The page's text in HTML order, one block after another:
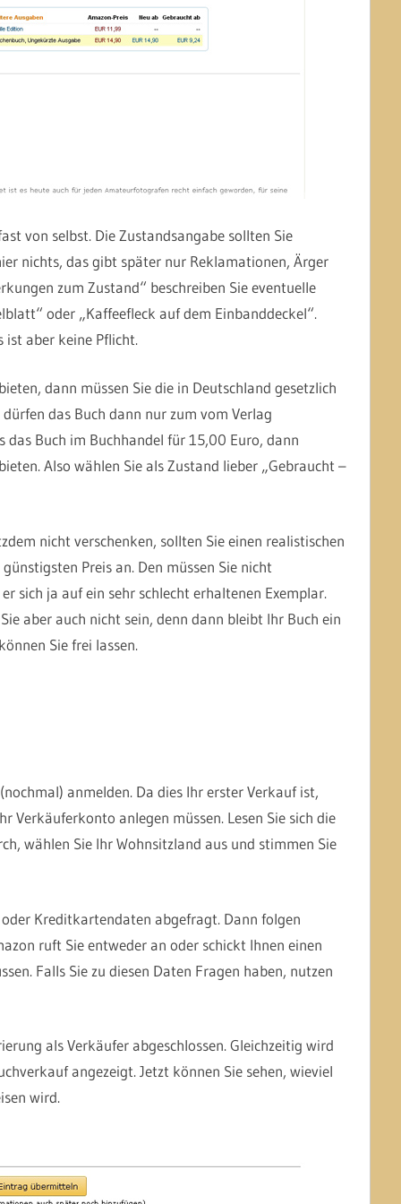
von selbst. Die Zustandsangabe sollten Sie
nichts, das gibt später nur Reklamationen, Ärger
zum Zustand“ beschreiben Sie eventuelle
oder „Kaffeefleck auf dem Einbanddeckel“.
ist aber keine Pflicht.
dann müssen Sie die in Deutschland gesetzlich
das Buch dann nur zum vom Verlag
Buch im Buchhandel für 15,00 Euro, dann
Also wählen Sie als Zustand lieber „Gebraucht –
nicht verschenken, sollten Sie einen realistischen
Preis an. Den müssen Sie nicht
sich ja auf ein sehr schlecht erhaltenen Exemplar.
aber auch nicht sein, denn dann bleibt Ihr Buch ein
Sie frei lassen.
anmelden. Da dies Ihr erster Verkauf ist,
Verkäuferkonto anlegen müssen. Lesen Sie sich die
wählen Sie Ihr Wohnsitzland aus und stimmen Sie
Kreditkartendaten abgefragt. Dann folgen
ruft Sie entweder an oder schickt Ihnen einen
Falls Sie zu diesen Daten Fragen haben, nutzen
als Verkäufer abgeschlossen. Gleichzeitig wird
angezeigt. Jetzt können Sie sehen, wieviel
wird.